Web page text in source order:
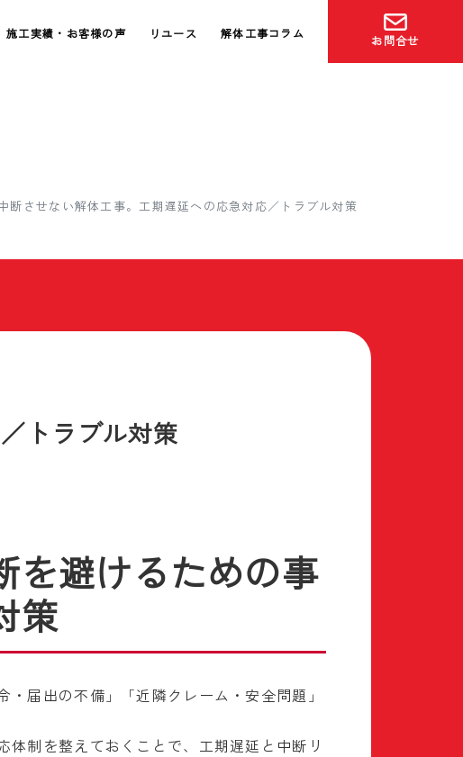
施工実績・お客様の声 リユース 解体工事コラム お問合せ
断させない解体工事。工期遅延への応急対応／トラブル対策
トラブル対策
を避けるための事
策
届出の不備」「近隣クレーム・安全問題」
制を整えておくことで、工期遅延と中断リ